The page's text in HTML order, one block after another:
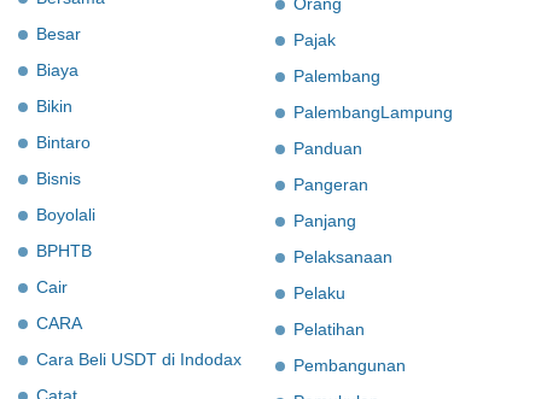
Besar
Biaya
Bikin
Bintaro
Bisnis
Boyolali
BPHTB
Cair
CARA
Cara Beli USDT di Indodax
Pajak
Palembang
PalembangLampung
Panduan
Pangeran
Panjang
Pelaksanaan
Pelaku
Pelatihan
Pembangunan